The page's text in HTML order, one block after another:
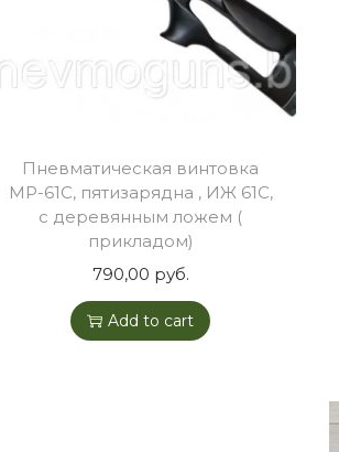
Пневматическая винтовка
МР-61C, пятизарядна , ИЖ 61С,
с деревянным ложем (
прикладом)
790,00 руб.
Add to cart